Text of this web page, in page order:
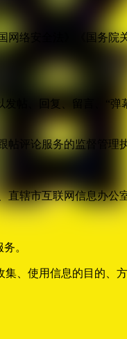
络安全法》《国务院
帖、回复、留言、“弹
帖评论服务的监督管理
直辖市互联网信息办公
。
、使用信息的目的、